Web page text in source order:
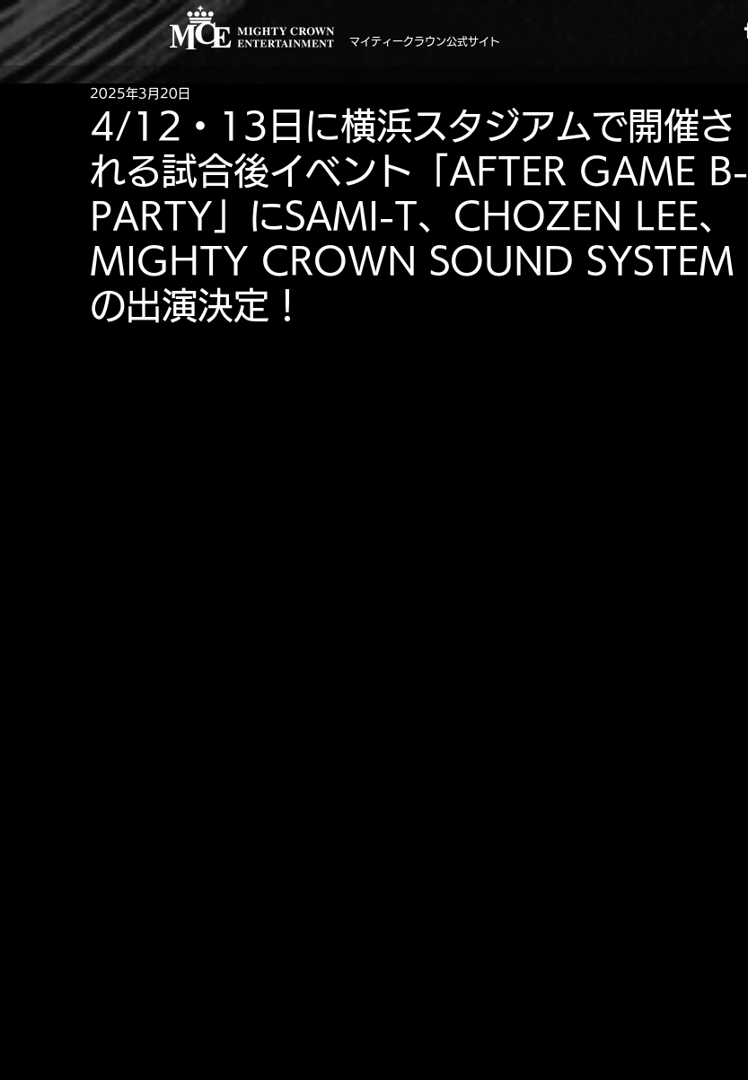
マイティークラウン公式サイト
4/12・13日に横浜スタジアムで開催さ
れる試合後イベント「AFTER GAME B-
PARTY」にSAMI-T、CHOZEN LEE、
MIGHTY CROWN SOUND SYSTEM
の出演決定！
2025年3月20日